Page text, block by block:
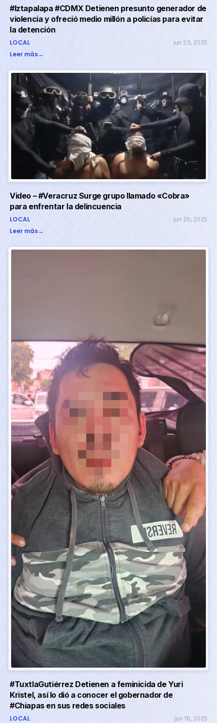
#Iztapalapa #CDMX Detienen presunto generador de
violencia y ofreció medio millón a policías para evitar
la detención
LOCAL jun 23, 2025
Leer más→
Video – #Veracruz Surge grupo llamado «Cobra»
para enfrentar la delincuencia
LOCAL jun 20, 2025
Leer más→
#TuxtlaGutiérrez Detienen a feminicida de Yuri
Kristel, así lo dió a conocer el gobernador de
#Chiapas en sus redes sociales
LOCAL jun 18, 2025